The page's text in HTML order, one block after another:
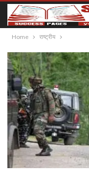
Home राष्ट्रीय